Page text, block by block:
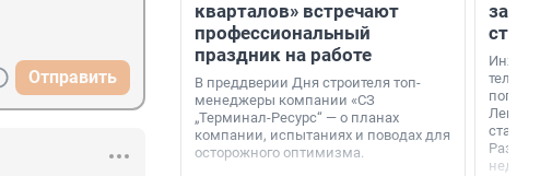
Отправить
кварталов» встречают
профессиональный
праздник на работе
В преддверии Дня строителя топ-
менеджеры компании «СЗ
„Терминал-Ресурс“ — о планах
компании, испытаниях и поводах для
осторожного оптимизма.
станции